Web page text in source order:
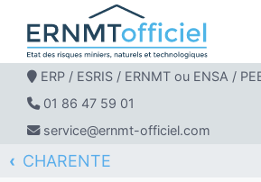
ERP / ESRIS / ERNMT ou ENSA /
01 86 47 59 01
service@ernmt-officiel.com
ERNMT Officiel
ERRIAL
CHARENTE
RUELLE SUR TOUVRE